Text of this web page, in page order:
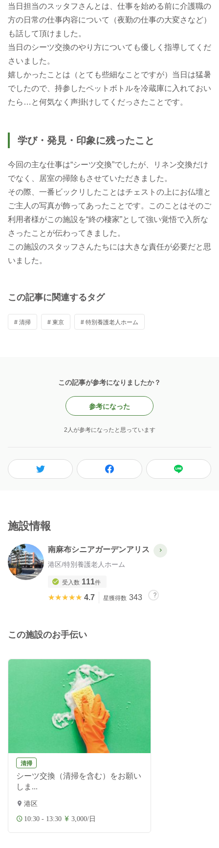
当日担当のスッタフさんとは、仕事を始める前に介護職の
方の日常の仕事内容について（夜勤の仕事の大変さなど）
も話して頂けました。
当日のシーツ交換のやり方についても優しく指導してくだ
さいました。
嬉しかったことは（とても些細なことですが）当日は猛暑
でしたので、持参したペットボトルを冷蔵庫に入れておい
学び・発見・印象に残ったこと
今回の主な仕事は“シーツ交換”でしたが、リネン交換だけ
でなく、居室の掃除もさせていただきました。
その際、一番ビックリしたことはチェストの上にお仏壇と
ご主人の写真が飾ってあったことです。このことはそのご
利用者様がこの施設を“終の棲家”として強い覚悟で入所な
さったことが伝わってきました。
この施設のスタッフさんたちには大きな責任が必要だと思
いました。
この記事に関連するタグ
# 清掃 # 東京 # 特別養護老人ホーム
この記事が参考になりましたか？
参考になった
2人が参考になったと思っています
施設情報
南麻布シニアガーデンアリス
港区/特別養護老人ホーム
受入数 111件
★★★★★
★★★★★ 4.7 星獲得数 343
この施設のお手伝い
清掃
シーツ交換（清掃を含む）をお願い
しま...
港区
10:30 - 13:30 3,000/日